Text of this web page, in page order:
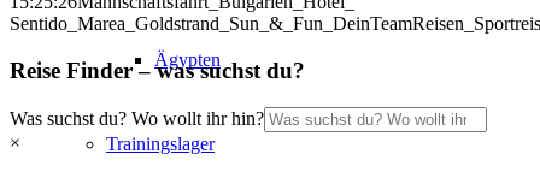
Ägypten
Trainingslager
Reise Finder – was suchst du?
Was suchst du? Wo wollt ihr hin?
×